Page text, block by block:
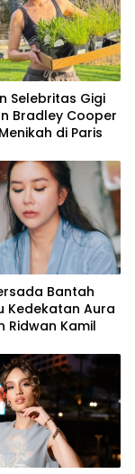
Selebritas Gigi
Bradley Cooper
di Paris
Bantah
Kedekatan Aura
Ridwan Kamil